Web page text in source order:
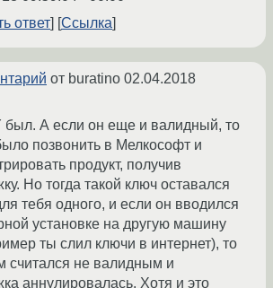
ответ
Ссылка
от buratino 02.04.2018
был. А если он еще и валидный, то
позвонить в Мелкософт и
продукт, получив
Но тогда такой ключ оставался
тебя одного, и если он вводился
установке на другую машину
ты слил ключи в интернет), то
считался не валидным и
аннулировалась. Хотя и это